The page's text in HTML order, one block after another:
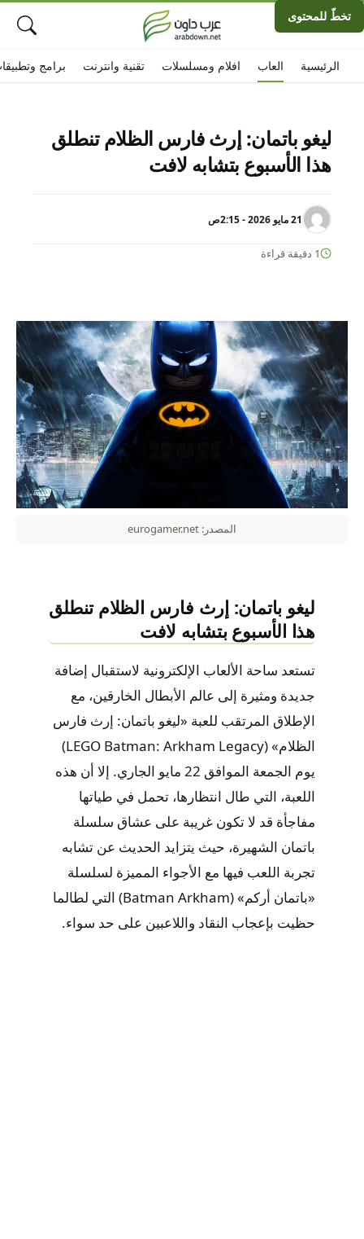
تخطّ للمحتوى
الرئيسية افلام ومسلسلات تقنية وانترنت العاب برامج
ليغو باتمان: إرث فارس الظلام تنطلق
هذا الأسبوع بتشابه لافت
21 مايو 2026 - 2:15ص
1 دقيقة قراءة
المصدر: eurogamer.net
ليغو باتمان: إرث فارس الظلام تنطلق
هذا الأسبوع بتشابه لافت
تستعد ساحة الألعاب الإلكترونية لاستقبال إضافة
جديدة ومثيرة إلى عالم الأبطال الخارقين، مع
الإطلاق المرتقب للعبة «ليغو باتمان: إرث فارس
الظلام» (LEGO Batman: Arkham Legacy)
يوم الجمعة الموافق 22 مايو الجاري. إلا أن هذه
اللعبة، التي طال انتظارها، تحمل في طياتها
مفاجأة قد لا تكون غريبة على عشاق سلسلة
باتمان الشهيرة، حيث يتزايد الحديث عن تشابه
تجربة اللعب فيها مع الأجواء المميزة لسلسلة
«باتمان أركم» (Batman Arkham) التي لطالما
حظيت بإعجاب النقاد واللاعبين على حد سواء.